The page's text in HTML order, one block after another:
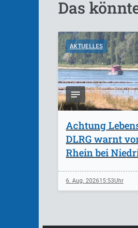
Das
AKTUELLES
Achtung
DLRG warnt
Rhein bei
6. Aug. 202615:53